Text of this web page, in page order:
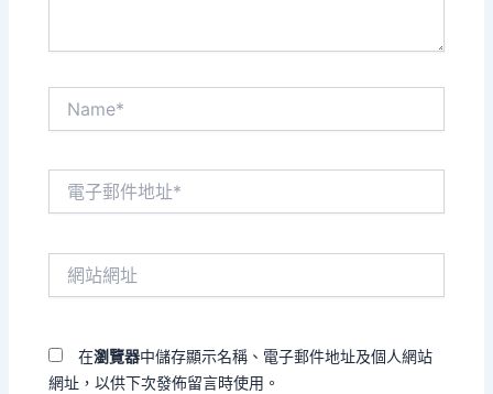
在瀏覽器中儲存顯示名稱、電子郵件地址及個人網站
網址，以供下次發佈留言時使用。